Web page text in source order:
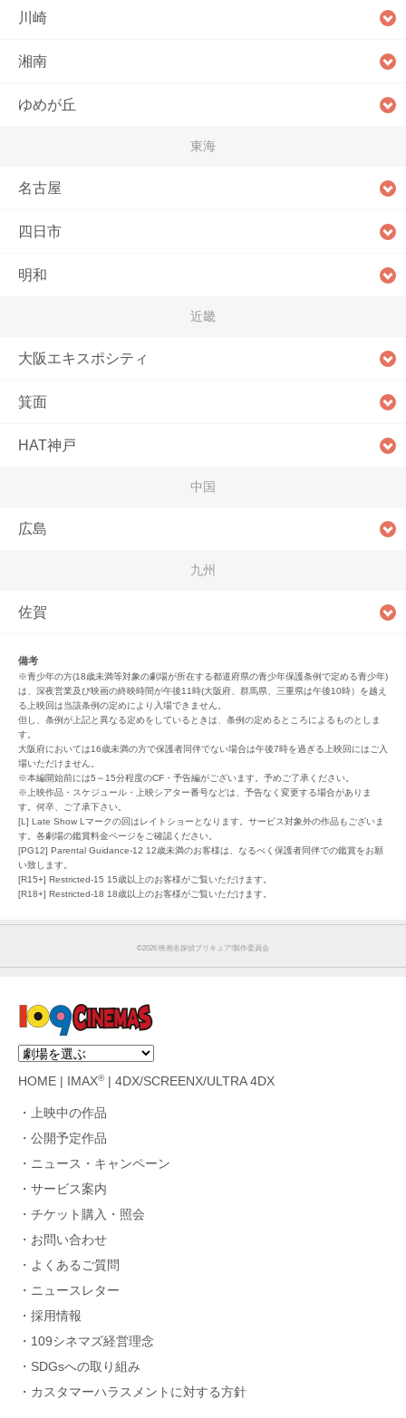
川崎
湘南
ゆめが丘
東海
名古屋
四日市
明和
近畿
大阪エキスポシティ
箕面
HAT神戸
中国
広島
九州
佐賀
備考
※青少年の方(18歳未満等対象の劇場が所在する都道府県の青少年保護条例で定める青少年)
は、深夜営業及び映画の終映時間が午後11時(大阪府、群馬県、三重県は午後10時）を越え
る上映回は当該条例の定めにより入場できません。
但し、条例が上記と異なる定めをしているときは、条例の定めるところによるものとしま
す。
大阪府においては16歳未満の方で保護者同伴でない場合は午後7時を過ぎる上映回にはご入
場いただけません。
※本編開始前には5～15分程度のCF・予告編がございます。予めご了承ください。
※上映作品・スケジュール・上映シアター番号などは、予告なく変更する場合がありま
す。何卒、ご了承下さい。
[L] Late Show Lマークの回はレイトショーとなります。サービス対象外の作品もございま
す。各劇場の鑑賞料金ページをご確認ください。
[PG12] Parental Guidance-12 12歳未満のお客様は、なるべく保護者同伴での鑑賞をお願
い致します。
[R15+] Restricted-15 15歳以上のお客様がご覧いただけます。
[R18+] Restricted-18 18歳以上のお客様がご覧いただけます。
©︎2026 映画名探偵プリキュア!製作委員会
HOME IMAX®| 4DX/SCREENX/ULTRA 4DX
上映中の作品
公開予定作品
ニュース・キャンペーン
サービス案内
チケット購入・照会
お問い合わせ
よくあるご質問
ニュースレター
採用情報
109シネマズ経営理念
SDGsへの取り組み
カスタマーハラスメントに対する方針